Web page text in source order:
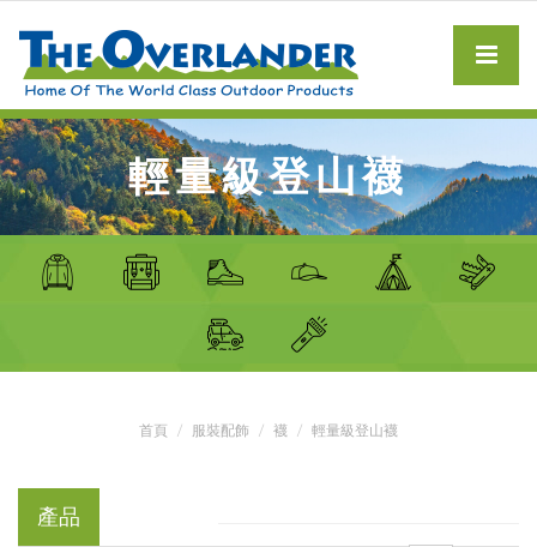
輕量級登山襪
首頁 服裝配飾 襪 輕量級登山襪
產品